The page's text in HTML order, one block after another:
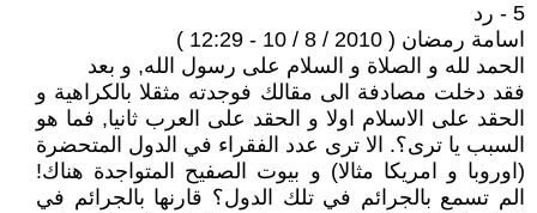
5 - رد
اسامة رمضان ( 2010 / 8 / 10 - 12:29 )
الحمد لله و الصلاة و السلام على رسول الله, و بعد
فقد دخلت مصادفة الى مقالك فوجدته مثقلا بالكراهية و
الحقد على الاسلام اولا و الحقد على العرب ثانيا, فما هو
السبب يا ترى؟. الا ترى عدد الفقراء في الدول المتحضرة
(اوروبا و امريكا مثالا) و بيوت الصفيح المتواجدة هناك!
الم تسمع بالجرائم في تلك الدول؟ قارنها بالجرائم في